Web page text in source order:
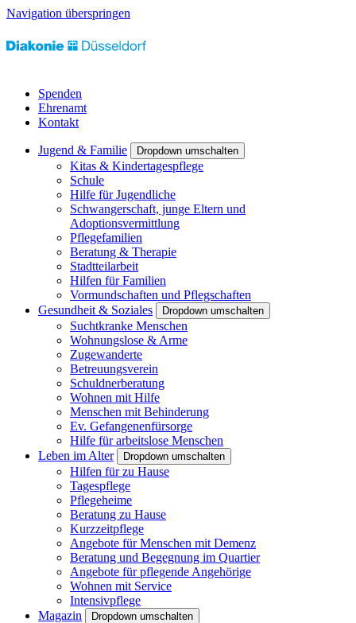
Navigation überspringen
Spenden
Ehrenamt
Kontakt
Jugend & Familie Dropdown umschalten
Kitas & Kindertagespflege
Schule
Hilfe für Jugendliche
Schwangerschaft, junge Eltern und
Adoptionsvermittlung
Pflegefamilien
Beratung & Therapie
Stadtteilarbeit
Hilfen für Familien
Vormundschaften und Pflegschaften
Gesundheit & Soziales
Dropdown umschalten
Suchtkranke Menschen
Wohnungslose & Arme
Zugewanderte
Betreuungsverein
Schuldnerberatung
Wohnen mit Hilfe
Menschen mit Behinderung
Ev. Gefangenenfürsorge
Hilfe für arbeitslose Menschen
Leben im Alter
Dropdown umschalten
Hilfen für zu Hause
Tagespflege
Pflegeheime
Beratung zu Hause
Kurzzeitpflege
Angebote für Menschen mit Demenz
Beratung und Begegnung im Quartier
Angebote für pflegende Angehörige
Wohnen mit Service
Intensivpflege
Magazin
Dropdown umschalten